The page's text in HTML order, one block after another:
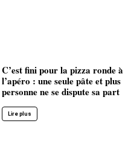
C’est fini pour la pizza ronde à
l’apéro : une seule pâte et plus
personne ne se dispute sa part
Lire plus